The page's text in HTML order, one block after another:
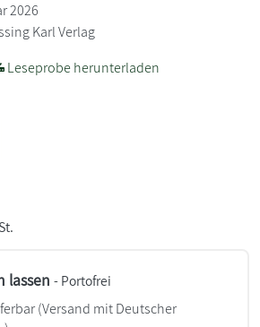
2026
Karl Verlag
Leseprobe herunterladen
lassen - Portofrei
(Versand mit Deutscher